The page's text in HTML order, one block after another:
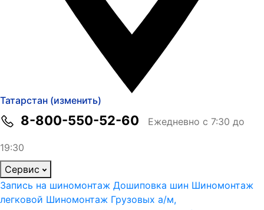
Татарстан (изменить)
8-800-550-52-60 Ежедневно с 7:30 до
19:30
Сервис
Запись на шиномонтаж Дошиповка шин Шиномонтаж
легковой Шиномонтаж Грузовых а/м,